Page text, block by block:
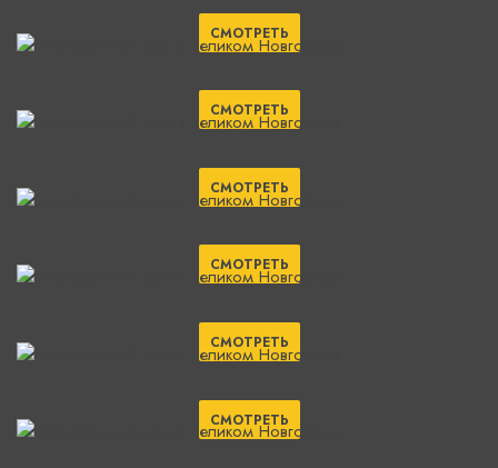
СМОТРЕТЬ
СМОТРЕТЬ
СМОТРЕТЬ
СМОТРЕТЬ
СМОТРЕТЬ
СМОТРЕТЬ